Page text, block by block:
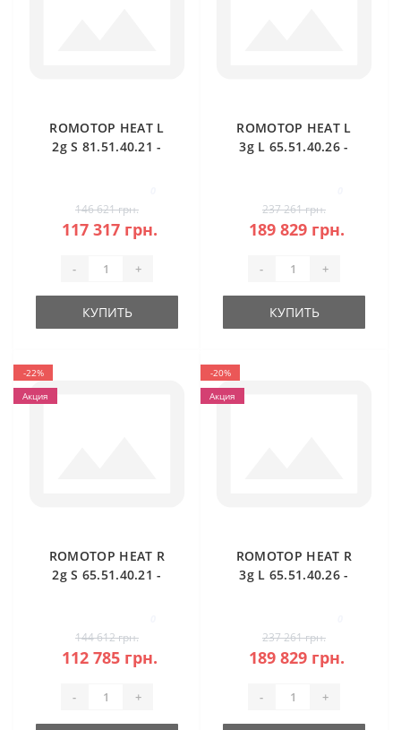
ROMOTOP HEAT L
2g S 81.51.40.21 -
146 621 грн.
117 317 грн.
- +
КУПИТЬ
ROMOTOP HEAT L
3g L 65.51.40.26 -
камера)
237 261 грн.
189 829 грн.
- +
КУПИТЬ
-22%
Акция
ROMOTOP HEAT R
2g S 65.51.40.21 -
топка
144 612 грн.
112 785 грн.
- +
-20%
Акция
ROMOTOP HEAT R
3g L 65.51.40.26 -
камера)
237 261 грн.
189 829 грн.
- +